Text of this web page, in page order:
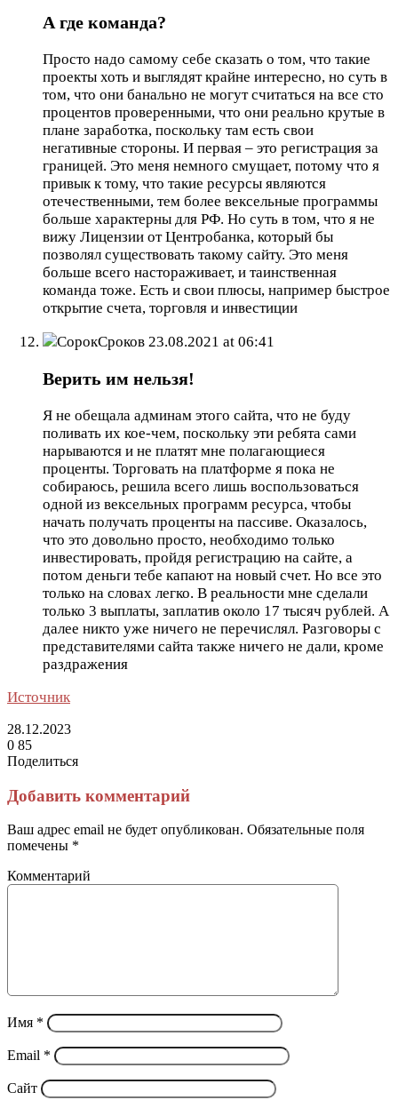
А где команда?
Просто надо самому себе сказать о том, что такие
проекты хоть и выглядят крайне интересно, но суть в
том, что они банально не могут считаться на все сто
процентов проверенными, что они реально крутые в
плане заработка, поскольку там есть свои
негативные стороны. И первая – это регистрация за
границей. Это меня немного смущает, потому что я
привык к тому, что такие ресурсы являются
отечественными, тем более вексельные программы
больше характерны для РФ. Но суть в том, что я не
вижу Лицензии от Центробанка, который бы
позволял существовать такому сайту. Это меня
больше всего настораживает, и таинственная
команда тоже. Есть и свои плюсы, например быстрое
открытие счета, торговля и инвестиции
СорокСроков 23.08.2021 at 06:41
Верить им нельзя!
Я не обещала админам этого сайта, что не буду
поливать их кое-чем, поскольку эти ребята сами
нарываются и не платят мне полагающиеся
проценты. Торговать на платформе я пока не
собираюсь, решила всего лишь воспользоваться
одной из вексельных программ ресурса, чтобы
начать получать проценты на пассиве. Оказалось,
что это довольно просто, необходимо только
инвестировать, пройдя регистрацию на сайте, а
потом деньги тебе капают на новый счет. Но все это
только на словах легко. В реальности мне сделали
только 3 выплаты, заплатив около 17 тысяч рублей. А
далее никто уже ничего не перечислял. Разговоры с
представителями сайта также ничего не дали, кроме
раздражения
Источник
28.12.2023
0 85
Поделиться
через
электронную
почту
Добавить комментарий
Ваш адрес email не будет опубликован. Обязательные поля
помечены *
Комментарий
Имя *
Email *
Сайт